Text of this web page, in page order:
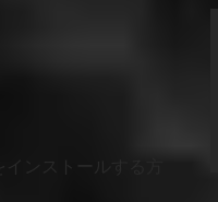
ンストールする方